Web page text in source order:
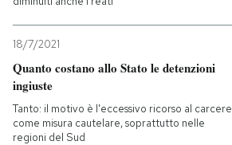
18/7/2021
Quanto costano allo Stato le detenzioni
ingiuste
Tanto: il motivo è l'eccessivo ricorso al carcere
come misura cautelare, soprattutto nelle
regioni del Sud